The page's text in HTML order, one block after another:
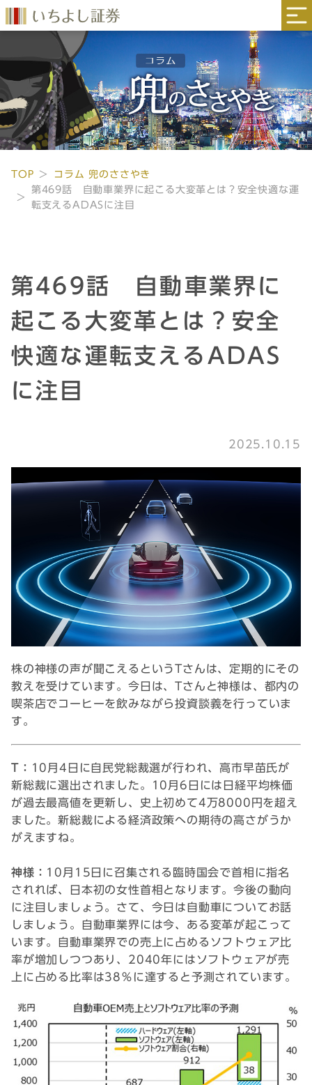
TOP
コラム 兜のささやき
第469話 自動車業界に起こる大変革とは？安全快適な運
転支えるADASに注目
第469話 自動車業界に
起こる大変革とは？安全
快適な運転支えるADAS
に注目
2025.10.15
株の神様の声が聞こえるというTさんは、定期的にその
教えを受けています。今日は、Tさんと神様は、都内の
喫茶店でコーヒーを飲みながら投資談義を行っていま
す。
T： 10月4日に自民党総裁選が行われ、高市早苗氏が
新総裁に選出されました。10月6日には日経平均株価
が過去最高値を更新し、史上初めて4万8000円を超え
ました。新総裁による経済政策への期待の高さがうか
がえますね。
神様： 10月15日に召集される臨時国会で首相に指名
されれば、日本初の女性首相となります。今後の動向
に注目しましょう。さて、今日は自動車についてお話
しましょう。自動車業界には今、ある変革が起こって
います。自動車業界での売上に占めるソフトウェア比
率が増加しつつあり、2040年にはソフトウェアが売
上に占める比率は38％に達すると予測されています。